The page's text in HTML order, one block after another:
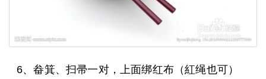
6、畚箕、扫帚一对，上面绑红布（紅绳也可）